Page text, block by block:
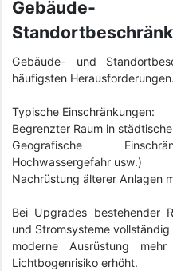
Gebäude- und
häufigsten Herausforderungen.
Typische Einschränkungen:
Begrenzter Raum in
Geografische
Hochwassergefahr usw.)
Nachrüstung älterer Anlagen
Bei Upgrades bestehender
und Stromsysteme
moderne Ausrüstung
Lichtbogenrisiko erhöht.